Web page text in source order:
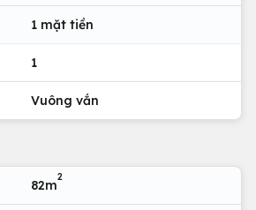
1 mặt tiền
1
Vuông vắn
82m
2